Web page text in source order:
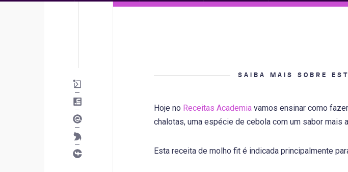
SAIBA MAIS SOBRE
Hoje no Receitas Academiavamos ensinar como
chalotas, uma espécie de cebola com um sabor mais
Esta receita de molho fit é indicada principalmente